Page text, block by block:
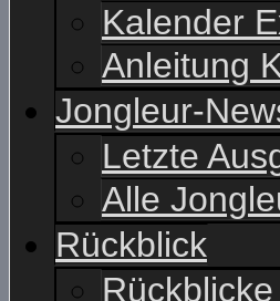
Kalender
Anleitung
Jongleur-
Letzte
Alle
Rückblick